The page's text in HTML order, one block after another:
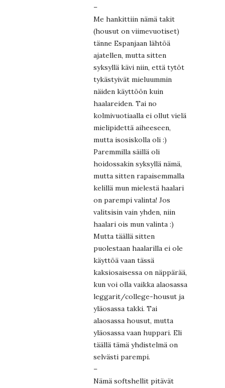
–
Me hankittiin nämä takit
(housut on viimevuotiset)
tänne Espanjaan lähtöä
ajatellen, mutta sitten
syksyllä kävi niin, että tytöt
tykästyivät mieluummin
näiden käyttöön kuin
haalareiden. Tai no
kolmivuotiaalla ei ollut vielä
mielipidettä aiheeseen,
mutta isosiskolla oli :)
Paremmilla säillä oli
hoidossakin syksyllä nämä,
mutta sitten rapaisemmalla
kelillä mun mielestä haalari
on parempi valinta! Jos
valitsisin vain yhden, niin
haalari ois mun valinta :)
Mutta täällä sitten
puolestaan haalarilla ei ole
käyttöä vaan tässä
kaksiosaisessa on näppärää,
kun voi olla vaikka alaosassa
leggarit/college-housut ja
yläosassa takki. Tai
alaosassa housut, mutta
yläosassa vaan huppari. Eli
täällä tämä yhdistelmä on
selvästi parempi.
–
Nämä softshellit pitävät